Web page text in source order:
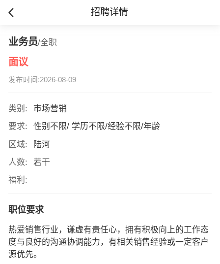
招聘详情
业务员/全职
面议
发布时间:2026-08-09
类别:
市场营销
要求:
性别不限/ 学历不限/经验不限/年龄
区域:
陆河
人数:
若干
福利:
职位要求
热爱销售行业，谦虚有责任心，拥有积极向上的工作态
度与良好的沟通协调能力，有相关销售经验或一定客户
源优先。